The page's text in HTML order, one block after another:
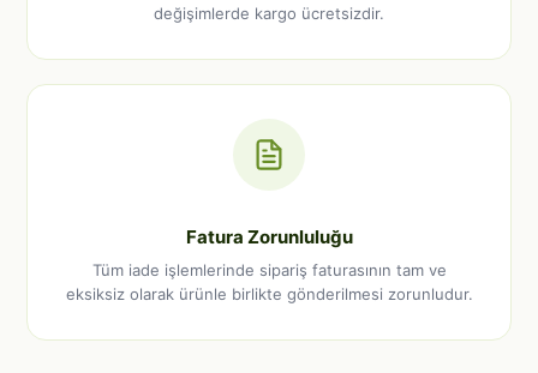
değişimlerde kargo ücretsizdir.
Fatura Zorunluluğu
Tüm iade işlemlerinde sipariş faturasının tam ve
eksiksiz olarak ürünle birlikte gönderilmesi zorunludur.